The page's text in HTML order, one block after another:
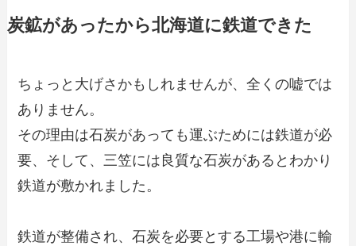
炭鉱があったから北海道に鉄道できた
ちょっと大げさかもしれませんが、全くの嘘では
ありません。
その理由は石炭があっても運ぶためには鉄道が必
要、そして、三笠には良質な石炭があるとわかり
鉄道が敷かれました。
鉄道が整備され、石炭を必要とする工場や港に輸